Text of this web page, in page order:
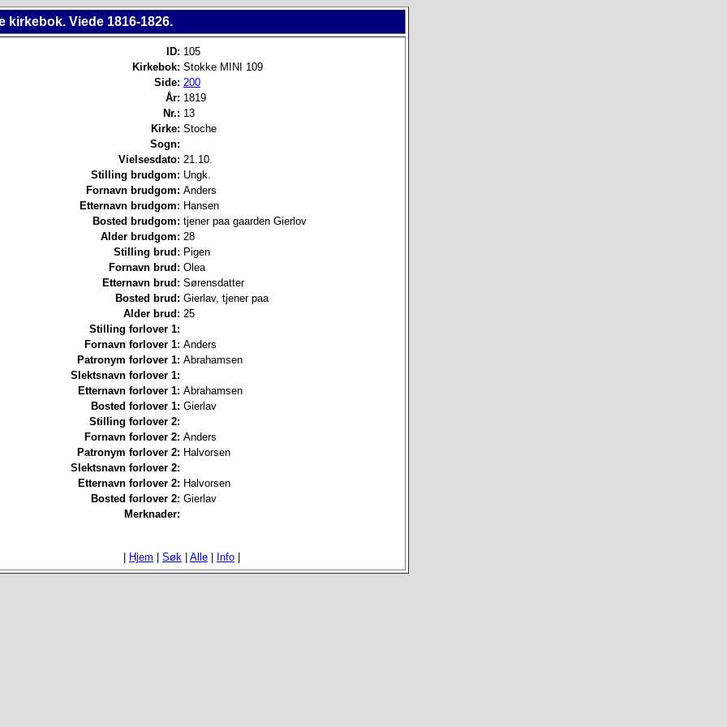
kirkebok. Viede 1816-1826.
ID: 105
Kirkebok: Stokke MINI 109
Side: 200
År: 1819
Nr.: 13
Kirke: Stoche
Sogn:
Vielsesdato: 21.10.
Stilling brudgom: Ungk.
Fornavn brudgom: Anders
Etternavn brudgom: Hansen
Bosted brudgom: tjener paa gaarden Gierlov
Alder brudgom: 28
Stilling brud: Pigen
Fornavn brud: Olea
Etternavn brud: Sørensdatter
Bosted brud: Gierlav, tjener paa
Alder brud: 25
Stilling forlover 1:
Fornavn forlover 1: Anders
Patronym forlover 1: Abrahamsen
Slektsnavn forlover 1:
Etternavn forlover 1: Abrahamsen
Bosted forlover 1: Gierlav
Stilling forlover 2:
Fornavn forlover 2: Anders
Patronym forlover 2: Halvorsen
Slektsnavn forlover 2:
Etternavn forlover 2: Halvorsen
Bosted forlover 2: Gierlav
Merknader:
Hjem Søk Alle Info